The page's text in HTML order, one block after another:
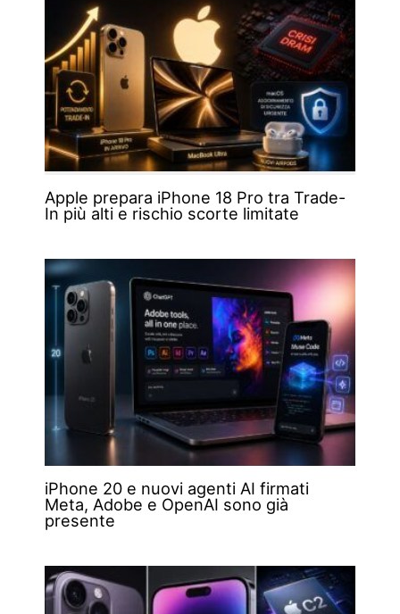
Apple prepara iPhone 18 Pro tra Trade-
In più alti e rischio scorte limitate
iPhone 20 e nuovi agenti AI firmati
Meta, Adobe e OpenAI sono già
presente